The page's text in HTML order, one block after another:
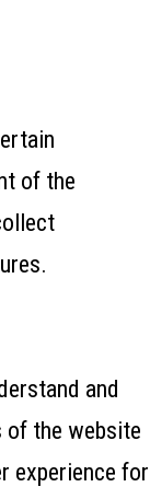
of the
and
of the website
experience for